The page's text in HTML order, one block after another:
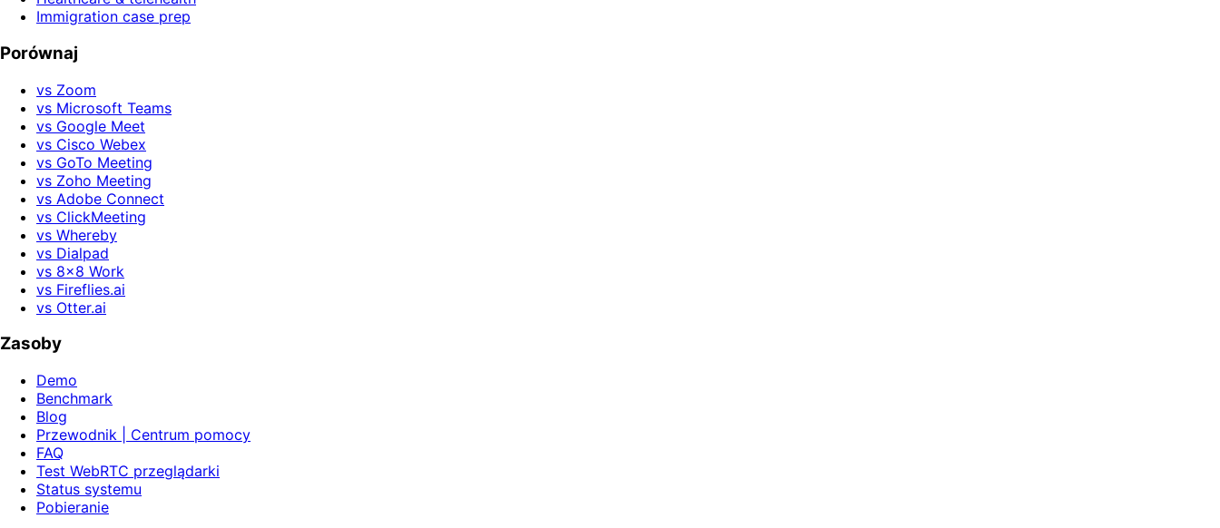
Immigration case prep
Porównaj
vs Zoom
vs Microsoft Teams
vs Google Meet
vs Cisco Webex
vs GoTo Meeting
vs Zoho Meeting
vs Adobe Connect
vs ClickMeeting
vs Whereby
vs Dialpad
vs 8x8 Work
vs Fireflies.ai
vs Otter.ai
Zasoby
Demo
Benchmark
Blog
Przewodnik | Centrum pomocy
FAQ
Test WebRTC przeglądarki
Status systemu
Pobieranie